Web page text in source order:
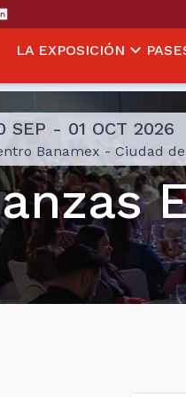
LA EXPOSICIÓN
SEP - 01 OCT 2026
Banamex - Ciudad